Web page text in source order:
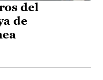
del
de